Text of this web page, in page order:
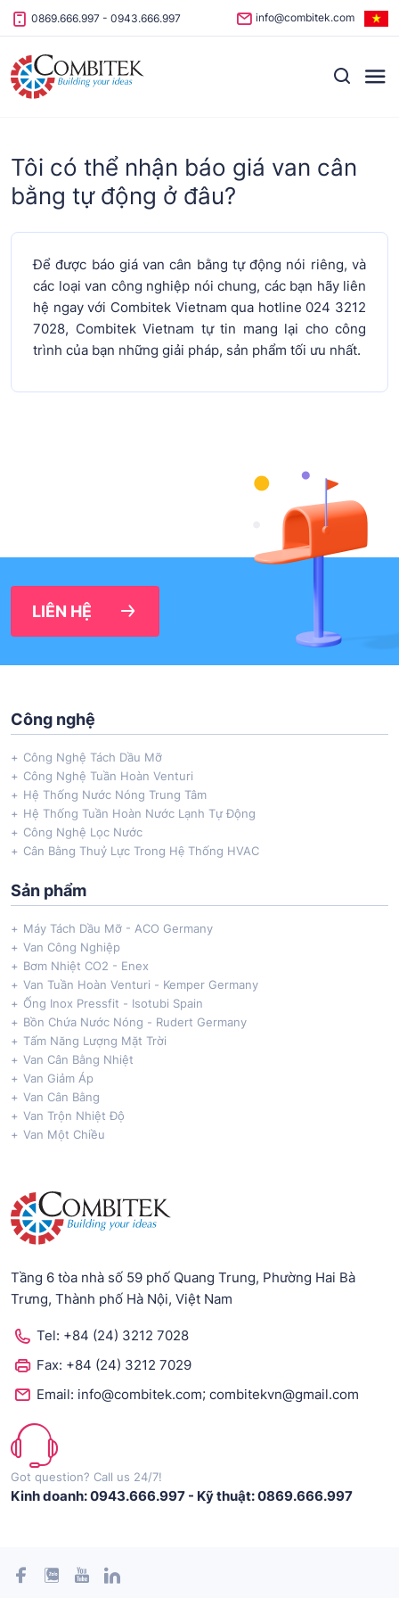
Skip to content
0869.666.997 - 0943.666.997 info@combitek.com
Tôi có thể nhận báo giá van cân
bằng tự động ở đâu?
Để được báo giá van cân bằng tự động nói riêng, và
các loại van công nghiệp nói chung, các bạn hãy liên
hệ ngay với Combitek Vietnam qua hotline 024 3212
7028, Combitek Vietnam tự tin mang lại cho công
trình của bạn những giải pháp, sản phẩm tối ưu nhất.
LIÊN HỆ
Công nghệ
Công Nghệ Tách Dầu Mỡ
Công Nghệ Tuần Hoàn Venturi
Hệ Thống Nước Nóng Trung Tâm
Hệ Thống Tuần Hoàn Nước Lạnh Tự Động
Công Nghệ Lọc Nước
Cân Bằng Thuỷ Lực Trong Hệ Thống HVAC
Sản phẩm
Máy Tách Dầu Mỡ - ACO Germany
Van Công Nghiệp
Bơm Nhiệt CO2 - Enex
Van Tuần Hoàn Venturi - Kemper Germany
Ống Inox Pressfit - Isotubi Spain
Bồn Chứa Nước Nóng - Rudert Germany
Tấm Năng Lượng Mặt Trời
Van Cân Bằng Nhiệt
Van Giảm Áp
Van Cân Bằng
Van Trộn Nhiệt Độ
Van Một Chiều
Tầng 6 tòa nhà số 59 phố Quang Trung, Phường Hai Bà
Trưng, Thành phố Hà Nội, Việt Nam
Tel: +84 (24) 3212 7028
Fax: +84 (24) 3212 7029
Email: info@combitek.com; combitekvn@gmail.com
Got question? Call us 24/7!
Kinh doanh: 0943.666.997 - Kỹ thuật: 0869.666.997